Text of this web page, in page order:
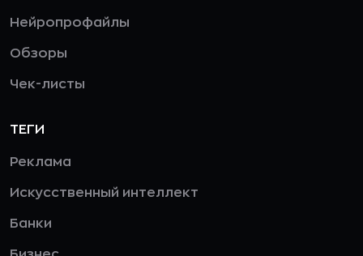
Нейропрофайлы
Обзоры
Чек-листы
ТЕГИ
Реклама
Искусственный интеллект
Банки